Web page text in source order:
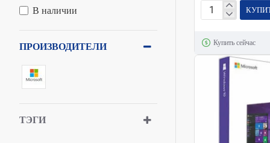
В наличии
ПРОИЗВОДИТЕЛИ
ТЭГИ
Microsoft
11
Home
Russian
Купить сейчас